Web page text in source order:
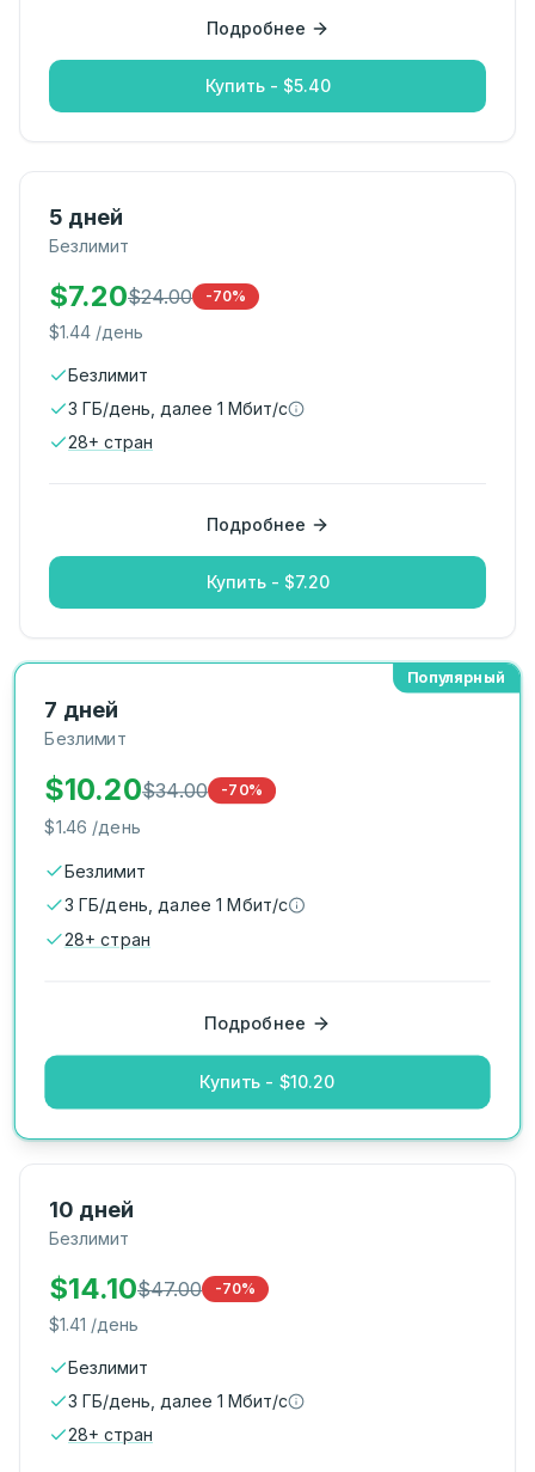
Подробнее
Купить - $5.40
5 дней
Безлимит
$7.20$24.00 -70%
$1.44 /день
Безлимит
3 ГБ/день, далее 1 Мбит/с
28+ стран
Подробнее
Купить - $7.20
Популярный
7 дней
Безлимит
$10.20$34.00 -70%
$1.46 /день
Безлимит
3 ГБ/день, далее 1 Мбит/с
28+стран
Подробнее
Купить - $10.20
10 дней
Безлимит
$14.10$47.00 -70%
$1.41 /день
Безлимит
3 ГБ/день, далее 1 Мбит/с
28+ стран